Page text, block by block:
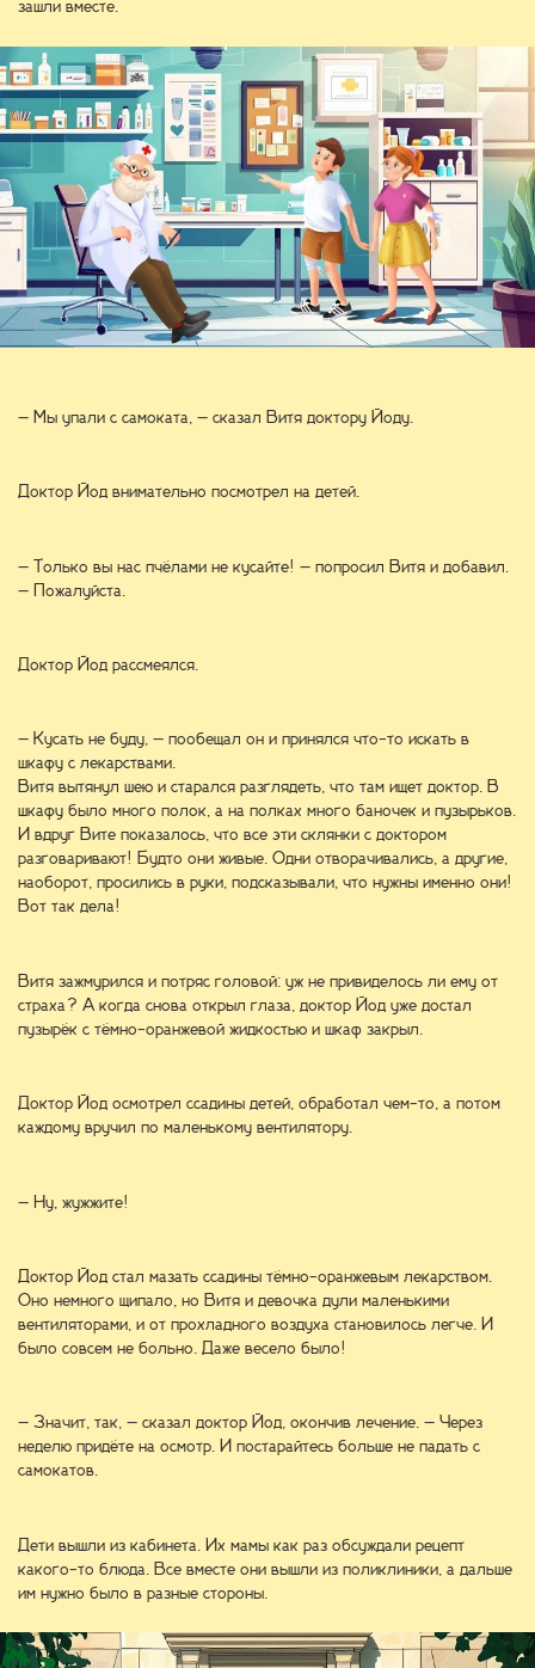
зашли вместе.
– Мы упали с самоката, – сказал Витя доктору Йоду.
Доктор Йод внимательно посмотрел на детей.
– Только вы нас пчёлами не кусайте! – попросил Витя и добавил.
– Пожалуйста.
Доктор Йод рассмеялся.
– Кусать не буду, – пообещал он и принялся что-то искать в
шкафу с лекарствами.
Витя вытянул шею и старался разглядеть, что там ищет доктор. В
шкафу было много полок, а на полках много баночек и пузырьков.
И вдруг Вите показалось, что все эти склянки с доктором
разговаривают! Будто они живые. Одни отворачивались, а другие,
наоборот, просились в руки, подсказывали, что нужны именно они!
Вот так дела!
Витя зажмурился и потряс головой: уж не привиделось ли ему от
страха? А когда снова открыл глаза, доктор Йод уже достал
пузырёк с тёмно-оранжевой жидкостью и шкаф закрыл.
Доктор Йод осмотрел ссадины детей, обработал чем-то, а потом
каждому вручил по маленькому вентилятору.
– Ну, жужжите!
Доктор Йод стал мазать ссадины тёмно-оранжевым лекарством.
Оно немного щипало, но Витя и девочка дули маленькими
вентиляторами, и от прохладного воздуха становилось легче. И
было совсем не больно. Даже весело было!
– Значит, так, – сказал доктор Йод, окончив лечение. – Через
неделю придёте на осмотр. И постарайтесь больше не падать с
самокатов.
Дети вышли из кабинета. Их мамы как раз обсуждали рецепт
какого-то блюда. Все вместе они вышли из поликлиники, а дальше
им нужно было в разные стороны.